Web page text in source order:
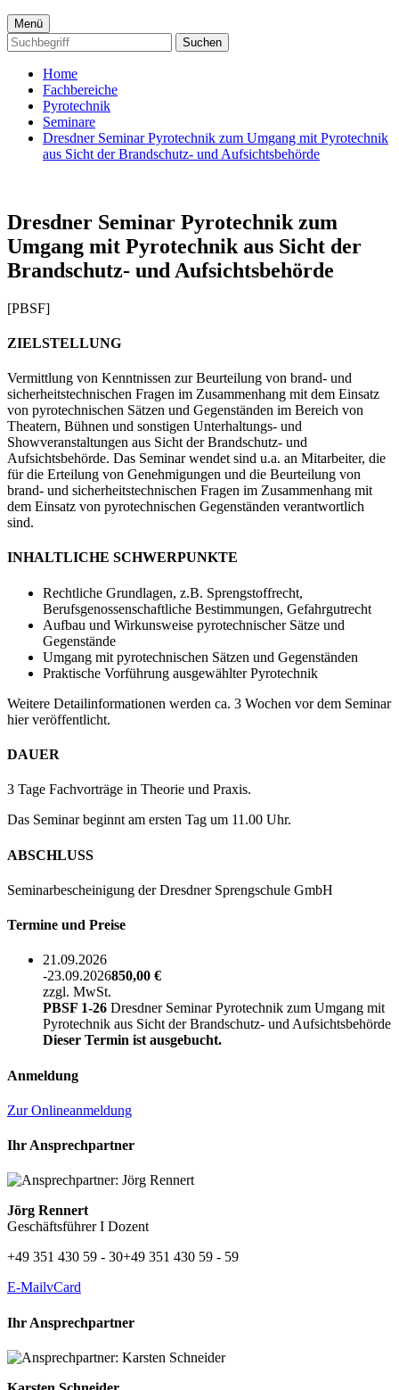
Menü
Suchen
Home
Fachbereiche
Pyrotechnik
Seminare
Dresdner Seminar Pyrotechnik zum Umgang mit Pyrotechnik
aus Sicht der Brandschutz- und Aufsichtsbehörde
Dresdner Seminar Pyrotechnik zum
Umgang mit Pyrotechnik aus Sicht der
Brandschutz- und Aufsichtsbehörde
[PBSF]
ZIELSTELLUNG
Vermittlung von Kenntnissen zur Beurteilung von brand- und
sicherheitstechnischen Fragen im Zusammenhang mit dem Einsatz
von pyrotechnischen Sätzen und Gegenständen im Bereich von
Theatern, Bühnen und sonstigen Unterhaltungs- und
Showveranstaltungen aus Sicht der Brandschutz- und
Aufsichtsbehörde. Das Seminar wendet sind u.a. an Mitarbeiter, die
für die Erteilung von Genehmigungen und die Beurteilung von
brand- und sicherheitstechnischen Fragen im Zusammenhang mit
dem Einsatz von pyrotechnischen Gegenständen verantwortlich
sind.
INHALTLICHE SCHWERPUNKTE
Rechtliche Grundlagen, z.B. Sprengstoffrecht,
Berufsgenossenschaftliche Bestimmungen, Gefahrgutrecht
Aufbau und Wirkunsweise pyrotechnischer Sätze und
Gegenstände
Umgang mit pyrotechnischen Sätzen und Gegenständen
Praktische Vorführung ausgewählter Pyrotechnik
Weitere Detailinformationen werden ca. 3 Wochen vor dem Seminar
hier veröffentlicht.
DAUER
3 Tage Fachvorträge in Theorie und Praxis.
Das Seminar beginnt am ersten Tag um 11.00 Uhr.
ABSCHLUSS
Seminarbescheinigung der Dresdner Sprengschule GmbH
Termine und Preise
21.09.2026
-23.09.2026850,00 €
zzgl. MwSt.
PBSF 1-26 Dresdner Seminar Pyrotechnik zum Umgang mit
Pyrotechnik aus Sicht der Brandschutz- und Aufsichtsbehörde
Dieser Termin ist ausgebucht.
Anmeldung
Zur Onlineanmeldung
Ihr Ansprechpartner
Jörg Rennert
Geschäftsführer I Dozent
+49 351 430 59 - 30+49 351 430 59 - 59
E-MailvCard
Ihr Ansprechpartner